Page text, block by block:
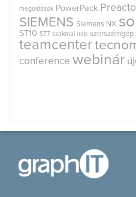
megoldások PowerPack
SIEMENS Siemens NX
ST10 ST7 szakmai nap szerszámgép
teamcenter
conference webinár